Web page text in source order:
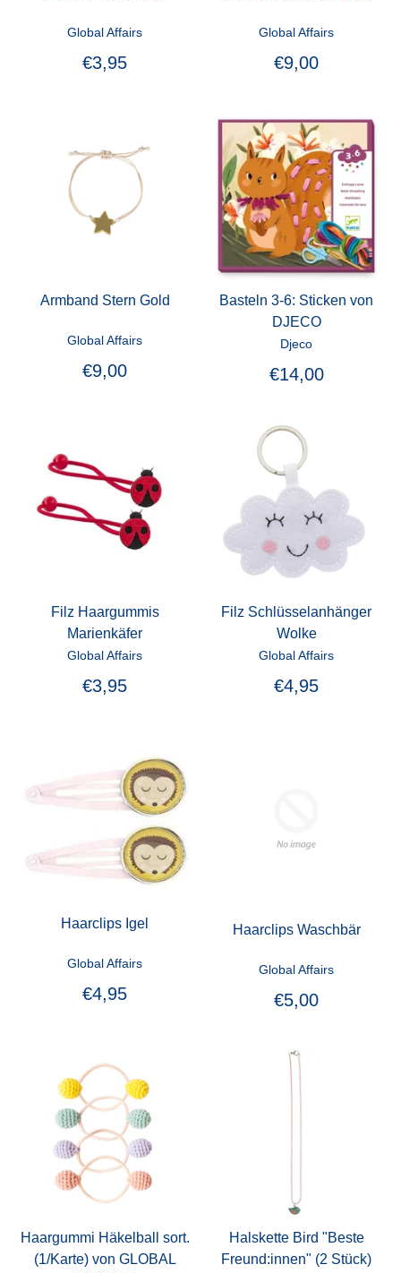
Global Affairs
€3,95
Global Affairs
€9,00
Armband Stern Gold
Global Affairs
€9,00
Basteln 3-6: Sticken von
DJECO
Djeco
€14,00
Filz Haargummis
Marienkäfer
Global Affairs
€3,95
Filz Schlüsselanhänger
Wolke
Global Affairs
€4,95
Haarclips Igel
Global Affairs
€4,95
Haarclips Waschbär
Global Affairs
€5,00
Haargummi Häkelball sort.
(1/Karte) von GLOBAL
Halskette Bird "Beste
Freund:innen" (2 Stück)